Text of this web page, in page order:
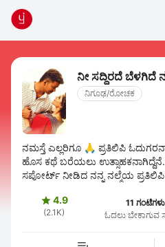
ನೀ ಸದ್ದಿರದೆ ಬೆಳಗಿದೆ
ನಿಗೂಢ/ರೋಚಕ
ನಮಸ್ತೆ ಎಲ್ಲರಿಗೂ 🙏 ಪ್ರತಿಲಿಪಿ ಓದುಗರನಾಗಿ ನನ್ನ ಮೊದಲ
ಹೊಸ ಕಥೆ ಬರೆಯಲು
ಸಪೋರ್ಟ್ ನೀಡಿದ ನನ್ನ ನಲ್ಮೆಯ
4.9
(2.1K)
11 ಗಂಟೆಗಳು
ಓದಲು